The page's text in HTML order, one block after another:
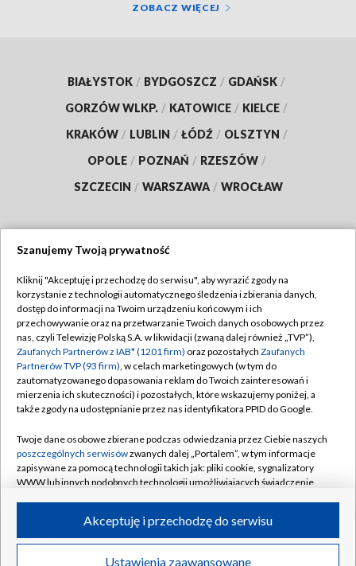
ZOBACZ WIĘCEJ
BIAŁYSTOK / BYDGOSZCZ / GDAŃSK /
GORZÓW WLKP. / KATOWICE / KIELCE /
KRAKÓW / LUBLIN / ŁÓDŹ / OLSZTYN /
OPOLE / POZNAŃ / RZESZÓW /
SZCZECIN / WARSZAWA / WROCŁAW
TVP
Abonament TVP
Emisja w TVP
Centrum informacji TVP
Naziemna Telewizja Cyfrowa
Rada Programowa
System NOS
Informacje o nadawcy
Program dla prasy
Regulamin TVP
Polityka prywatności
Moje zgody
Pomoc
Kontakt
Kanały
©2026 Telewizja Polska S.A. w likwidacji
Szanujemy Twoją prywatność
Kliknij "Akceptuję i przechodzę do serwisu", aby wyrazić zgody na
korzystanie z technologii automatycznego śledzenia i zbierania danych,
dostęp do informacji na Twoim urządzeniu końcowym i ich
przechowywanie oraz na przetwarzanie Twoich danych osobowych przez
nas, czyli Telewizję Polską S.A. w likwidacji (zwaną dalej również „TVP”),
Zaufanych Partnerów z IAB* (1201 firm) oraz pozostałych Zaufanych
Partnerów TVP (93 firm), w celach marketingowych (w tym do
zautomatyzowanego dopasowania reklam do Twoich zainteresowań i
mierzenia ich skuteczności) i pozostałych, które wskazujemy poniżej, a
także zgody na udostępnianie przez nas identyfikatora PPID do Google.
Twoje dane osobowe zbierane podczas odwiedzania przez Ciebie naszych
poszczególnych serwisówzwanych dalej „Portalem”, w tym informacje
zapisywane za pomocą technologii takich jak: pliki cookie, sygnalizatory
WWW lub innych podobnych technologii umożliwiających świadczenie
ruchu w Internecie.
Twoje dane osobowe zbierane podczas odwiedzania przez Ciebie
Ustawienia zaawansowane
Akceptuję i przechodzę do serwisu